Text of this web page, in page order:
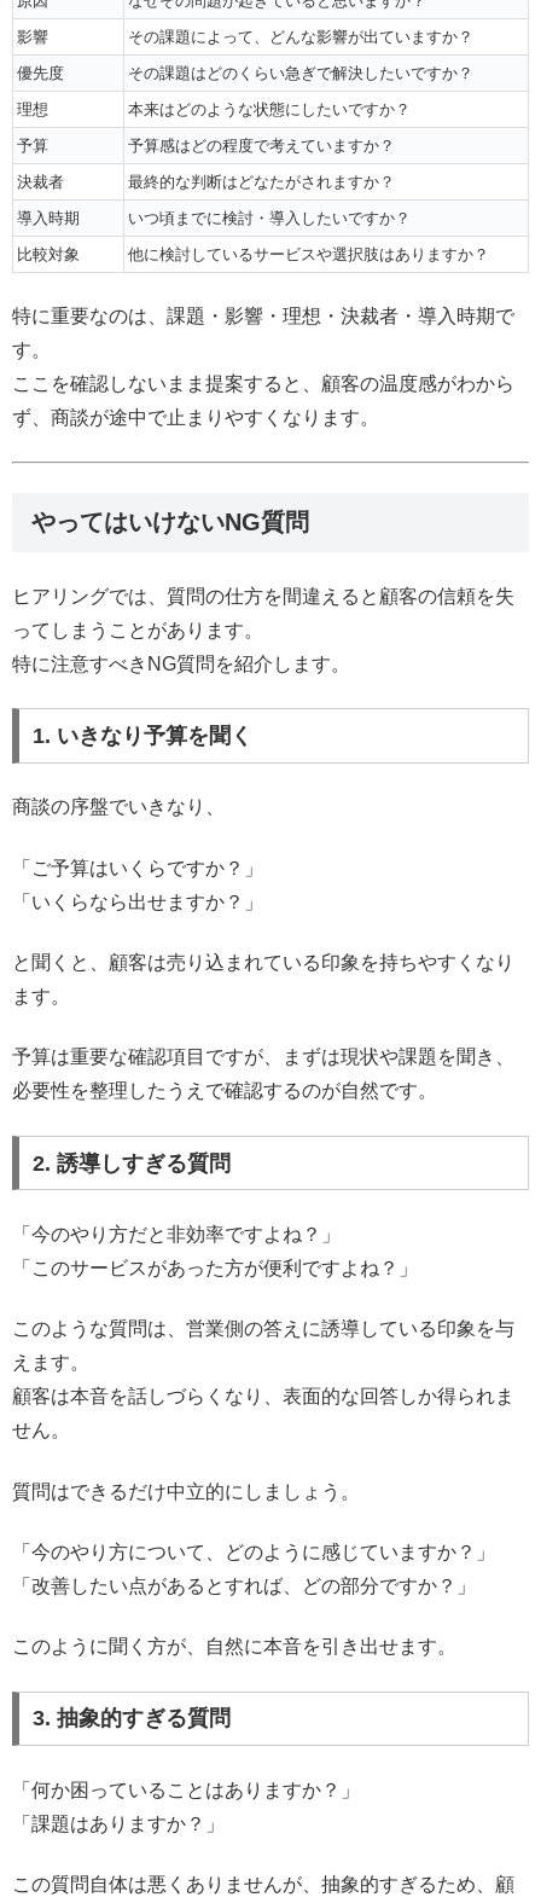
影響
その課題によって、どんな影響が出ていますか？
優先度
その課題はどのくらい急ぎで解決したいですか？
理想
本来はどのような状態にしたいですか？
予算
予算感はどの程度で考えていますか？
決裁者
最終的な判断はどなたがされますか？
導入時期
いつ頃までに検討・導入したいですか？
比較対象
他に検討しているサービスや選択肢はありますか？
特に重要なのは、課題・影響・理想・決裁者・導入時期で
す。
ここを確認しないまま提案すると、顧客の温度感がわから
ず、商談が途中で止まりやすくなります。
やってはいけないNG質問
ヒアリングでは、質問の仕方を間違えると顧客の信頼を失
ってしまうことがあります。
特に注意すべきNG質問を紹介します。
1. いきなり予算を聞く
商談の序盤でいきなり、
「ご予算はいくらですか？」
「いくらなら出せますか？」
と聞くと、顧客は売り込まれている印象を持ちやすくなり
ます。
予算は重要な確認項目ですが、まずは現状や課題を聞き、
必要性を整理したうえで確認するのが自然です。
2. 誘導しすぎる質問
「今のやり方だと非効率ですよね？」
「このサービスがあった方が便利ですよね？」
このような質問は、営業側の答えに誘導している印象を与
えます。
顧客は本音を話しづらくなり、表面的な回答しか得られま
せん。
質問はできるだけ中立的にしましょう。
「今のやり方について、どのように感じていますか？」
「改善したい点があるとすれば、どの部分ですか？」
このように聞く方が、自然に本音を引き出せます。
3. 抽象的すぎる質問
「何か困っていることはありますか？」
「課題はありますか？」
この質問自体は悪くありませんが、抽象的すぎるため、顧